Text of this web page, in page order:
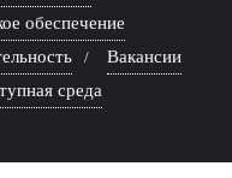
обеспечение
Вакансии
среда